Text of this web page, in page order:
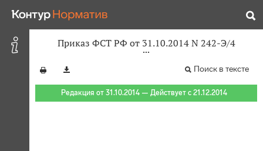
Приказ ФСТ РФ от 31.10.2014 N 242-Э/4
Поиск в тексте
Редакция от 31.10.2014 — Действует с 21.12.2014